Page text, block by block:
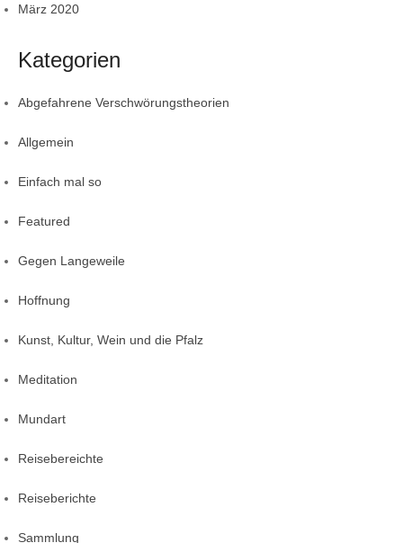
März 2020
Kategorien
Abgefahrene Verschwörungstheorien
Allgemein
Einfach mal so
Featured
Gegen Langeweile
Hoffnung
Kunst, Kultur, Wein und die Pfalz
Meditation
Mundart
Reisebereichte
Reiseberichte
Sammlung